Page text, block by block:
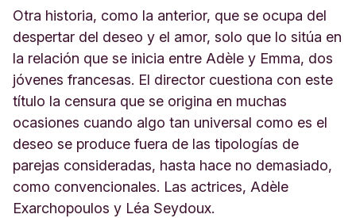
Otra historia, como la anterior, que se ocupa del
despertar del deseo y el amor, solo que lo sitúa en
la relación que se inicia entre Adèle y Emma, dos
jóvenes francesas. El director cuestiona con este
título la censura que se origina en muchas
ocasiones cuando algo tan universal como es el
deseo se produce fuera de las tipologías de
parejas consideradas, hasta hace no demasiado,
como convencionales. Las actrices, Adèle
Exarchopoulos y Léa Seydoux.